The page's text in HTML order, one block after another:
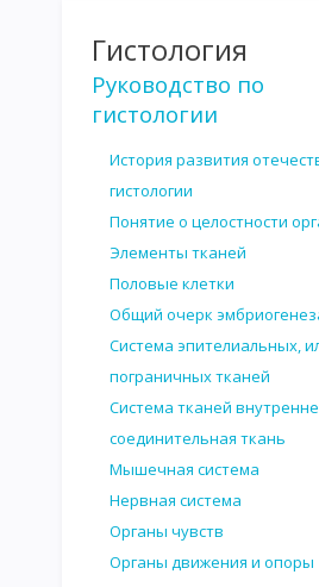
Гистология
Руководство по
гистологии
История развития
гистологии
Понятие о целостности
Элементы тканей
Половые клетки
Общий очерк
Система эпителиальных,
пограничных тканей
Система тканей
соединительная ткань
Мышечная система
Нервная система
Органы чувств
Органы движения и опоры